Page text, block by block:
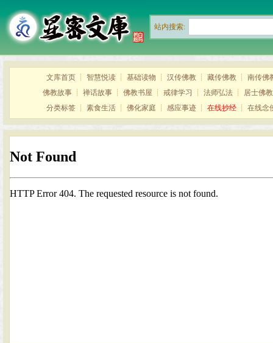
站内搜索:
文库首页 ┊ 智慧悦读 ┊ 基础读物 ┊ 汉传佛教 ┊ 藏传佛教 ┊ 南传佛
佛教故事 ┊ 禅话故事 ┊ 佛教书屋 ┊ 戒律学习 ┊ 法师弘法 ┊ 居士佛教
分类标签 ┊ 素食生活 ┊ 佛化家庭 ┊ 感应事迹 ┊ 在线抄经 ┊ 在线念